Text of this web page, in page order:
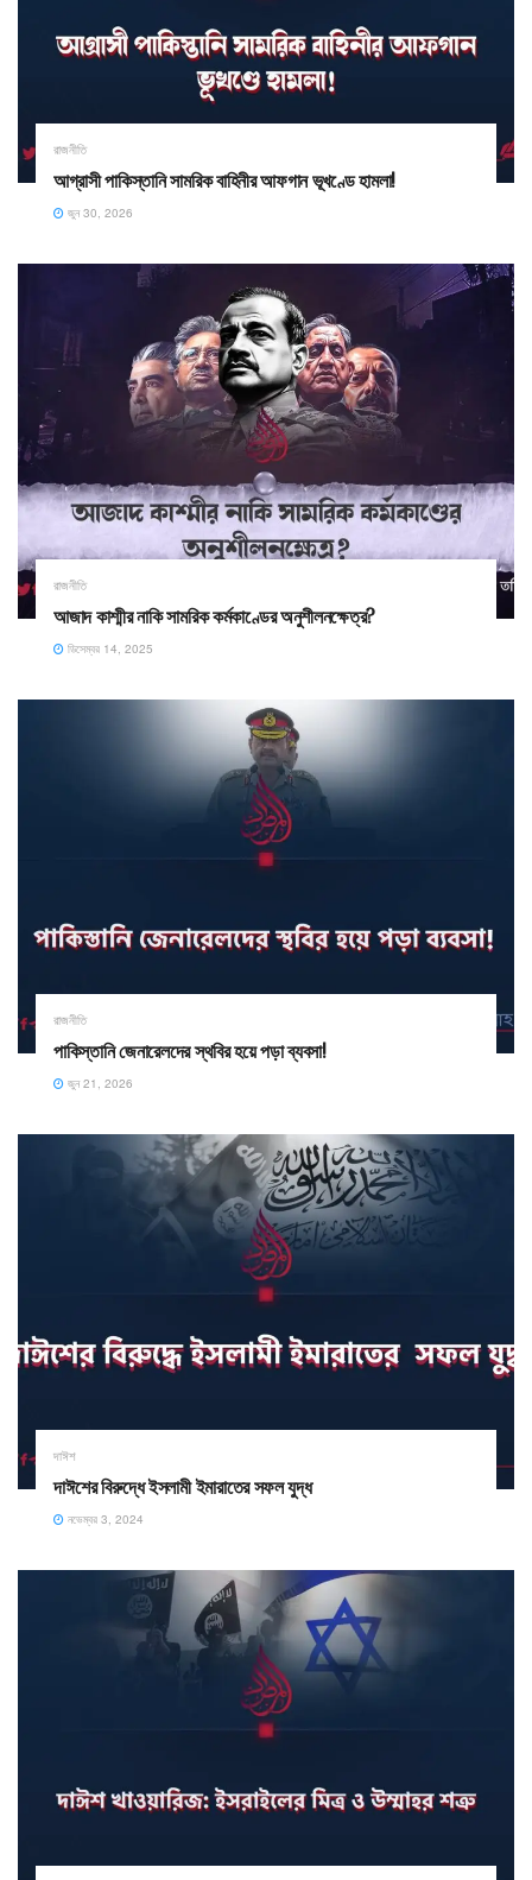
রাজনীতি
আগ্রাসী পাকিস্তানি সামরিক বাহিনীর আফগান ভূখণ্ডে হামলা!
জুন 30, 2026
রাজনীতি
আজাদ কাশ্মীর নাকি সামরিক কর্মকাণ্ডের অনুশীলনক্ষেত্র?
ডিসেম্বর 14, 2025
রাজনীতি
পাকিস্তানি জেনারেলদের স্থবির হয়ে পড়া ব্যবসা!
জুন 21, 2026
দাঈশ
দাঈশের বিরুদ্ধে ইসলামী ইমারাতের সফল যুদ্ধ
নভেম্বর 3, 2024